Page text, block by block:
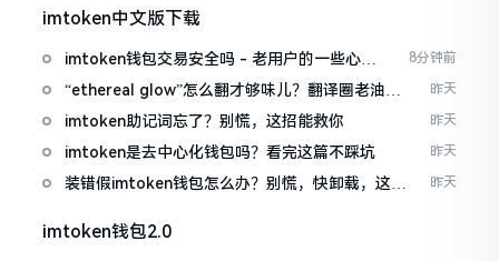
imtoken中文版下载
imtoken钱包交易安全吗 - 老用户的一些心里
话
8分钟前
“ethereal glow”怎么翻才够味儿？翻译圈老油条
的私房话
昨天
imtoken助记词忘了？别慌，这招能救你 昨天
imtoken是去中心化钱包吗？看完这篇不踩坑 昨天
装错假imtoken钱包怎么办？别慌，快卸载，这几
昨天
imtoken钱包2.0